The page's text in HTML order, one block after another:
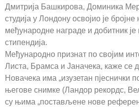
Дмитрија Башкирова, Доминика
студија у Лондону освојио је
међународне награде и добитник је
стипендија.
Међународно признат по својим
Листа, Брамса и Јаначека, каже се
Новачека има „изузетан пјеснички
његове снимке (Ландор рекордс,
су њима „постављене нове